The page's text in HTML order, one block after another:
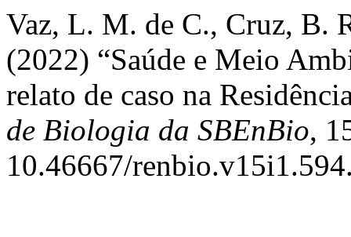
Vaz, L. M. de C., Cruz, B.
(2022) “Saúde e Meio
relato de caso na
de Biologia da SBEnBio,
10.46667/